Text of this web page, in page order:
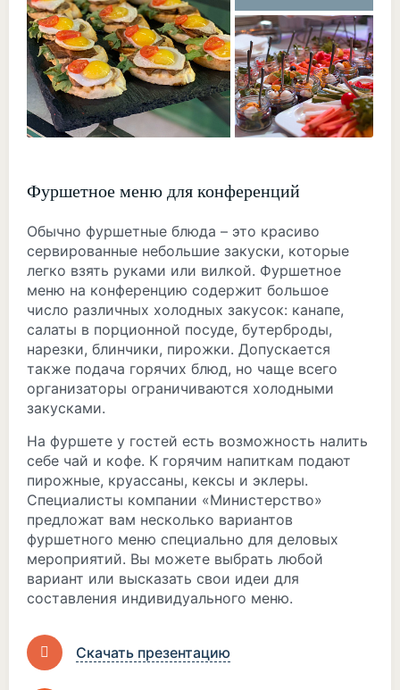
Фуршетное меню для конференций
Обычно фуршетные блюда – это красиво
сервированные небольшие закуски, которые
легко взять руками или вилкой. Фуршетное
меню на конференцию содержит большое
число различных холодных закусок: канапе,
салаты в порционной посуде, бутерброды,
нарезки, блинчики, пирожки. Допускается
также подача горячих блюд, но чаще всего
организаторы ограничиваются холодными
закусками.
На фуршете у гостей есть возможность налить
себе чай и кофе. К горячим напиткам подают
пирожные, круассаны, кексы и эклеры.
Специалисты компании «Министерство»
предложат вам несколько вариантов
фуршетного меню специально для деловых
мероприятий. Вы можете выбрать любой
вариант или высказать свои идеи для
составления индивидуального меню.
Скачать презентацию